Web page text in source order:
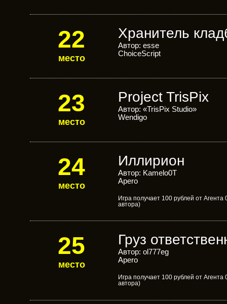
22
место
Хранитель
Автор: esse
ChoiceScript
23
место
Project TrisPix
Автор: «TrisPix Studio»
Wendigo
24
место
Иллирион
Автор: Kamelo0T
Apero
Игра получает 100 рублей от
автора)
25
место
Груз
Автор: ol777eg
Apero
Игра получает 100 рублей от
автора)